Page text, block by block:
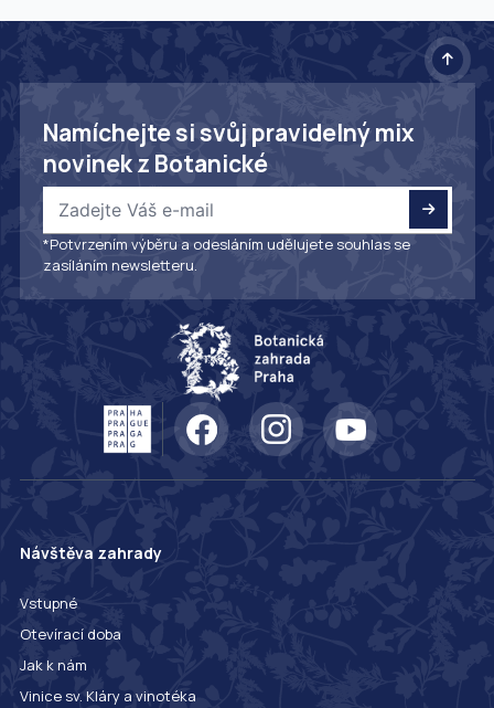
Namíchejte si svůj pravidelný mix
novinek z Botanické
*Potvrzením výběru a odesláním udělujete souhlas se
zasíláním newsletteru.
Návštěva zahrady
Vstupné
Otevírací doba
Jak k nám
Vinice sv. Kláry a vinotéka